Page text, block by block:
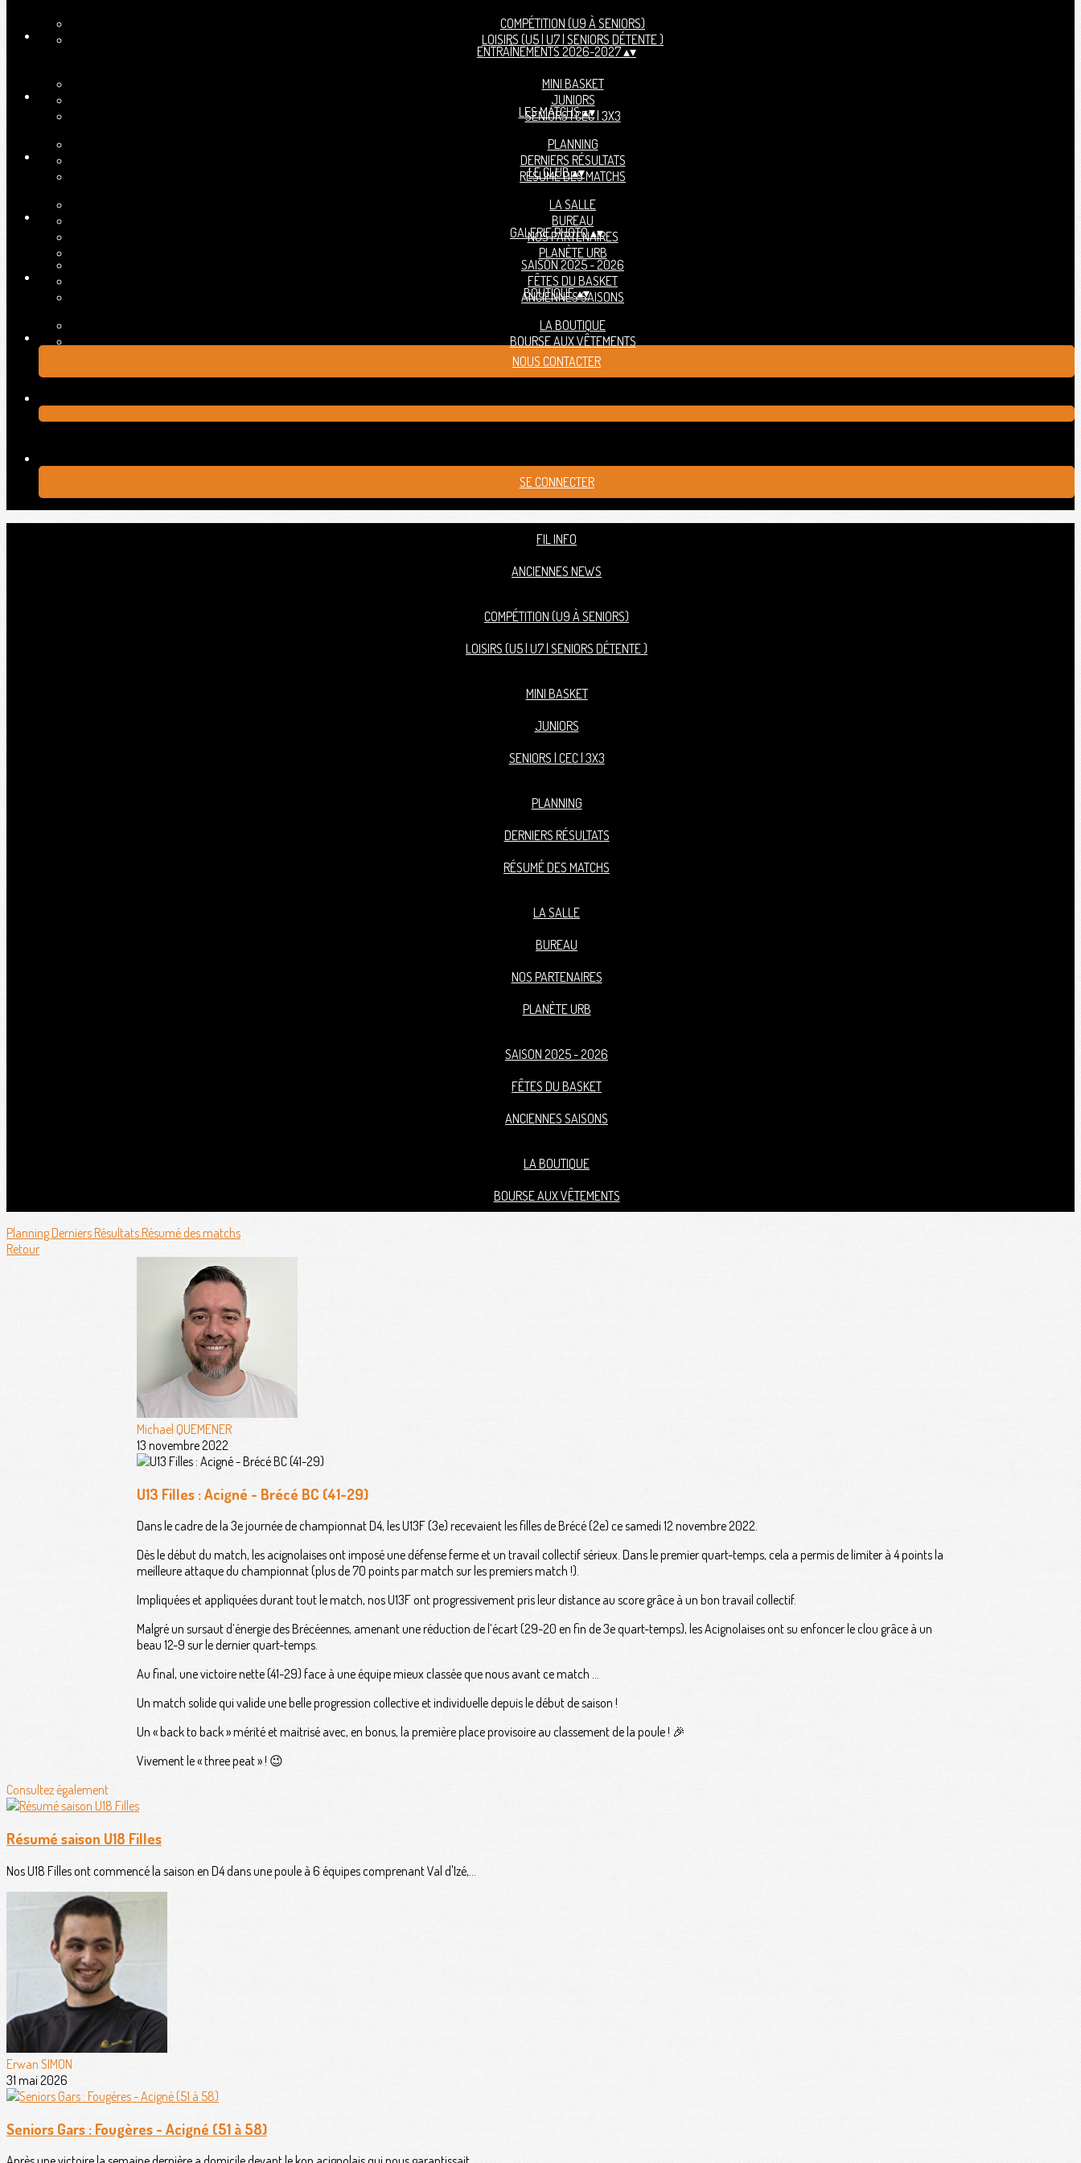
COMPÉTITION (U9 À SENIORS)
LOISIRS (U5 | U7 | SENIORS DÉTENTE )
ENTRAÎNEMENTS 2026-2027▴▾
MINI BASKET
JUNIORS
SENIORS | CEC | 3X3
LES MATCHS▴▾
PLANNING
DERNIERS RÉSULTATS
RÉSUMÉ DES MATCHS
LE CLUB▴▾
LA SALLE
BUREAU
NOS PARTENAIRES
PLANÈTE URB
GALERIE PHOTO▴▾
SAISON 2025 - 2026
FÊTES DU BASKET
ANCIENNES SAISONS
BOUTIQUE▴▾
LA BOUTIQUE
BOURSE AUX VÊTEMENTS
NOUS CONTACTER
SE CONNECTER
FIL INFO
ANCIENNES NEWS
COMPÉTITION (U9 À SENIORS)
LOISIRS (U5 | U7 | SENIORS DÉTENTE )
MINI BASKET
JUNIORS
SENIORS | CEC | 3X3
PLANNING
DERNIERS RÉSULTATS
RÉSUMÉ DES MATCHS
LA SALLE
BUREAU
NOS PARTENAIRES
PLANÈTE URB
SAISON 2025 - 2026
FÊTES DU BASKET
ANCIENNES SAISONS
LA BOUTIQUE
BOURSE AUX VÊTEMENTS
PlanningDerniers RésultatsRésumé des matchs
Retour
Michael QUEMENER
13 novembre 2022
U13 Filles : Acigné - Brécé BC (41-29)
Dans le cadre de la 3e journée de championnat D4, les U13F (3e) recevaient les filles de Brécé (2e) ce samedi 12 novembre 2022.
Dès le début du match, les acignolaises ont imposé une défense ferme et un travail collectif sérieux. Dans le premier quart-temps, cela a permis de limiter à 4 points la
meilleure attaque du championnat (plus de 70 points par match sur les premiers match !).
Impliquées et appliquées durant tout le match, nos U13F ont progressivement pris leur distance au score grâce à un bon travail collectif.
Malgré un sursaut d’énergie des Brécéennes, amenant une réduction de l’écart (29-20 en fin de 3e quart-temps), les Acignolaises ont su enfoncer le clou grâce à un
beau 12-9 sur le dernier quart-temps.
Au final, une victoire nette (41-29) face à une équipe mieux classée que nous avant ce match …
Un match solide qui valide une belle progression collective et individuelle depuis le début de saison !
Un « back to back » mérité et maitrisé avec, en bonus, la première place provisoire au classement de la poule ! 🎉
Vivement le « three peat » ! 😉
Consultez également
Résumé saison U18 Filles
Nos U18 Filles ont commencé la saison en D4 dans une poule à 6 équipes comprenant Val d'Izé,...
Erwan SIMON
31 mai 2026
Seniors Gars : Fougères - Acigné (51 à 58)